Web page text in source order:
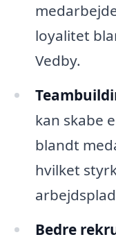
loyalitet
Vedby.
kan skabe
blandt
hvilket
Bedre